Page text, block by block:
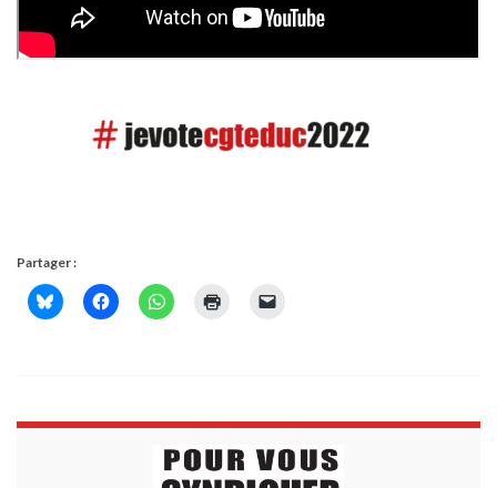
Partager :